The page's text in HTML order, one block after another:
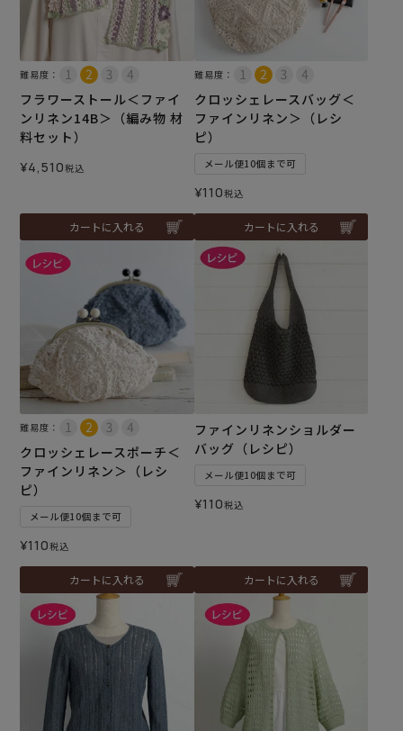
難易度：
フラワーストール＜ファイ
ンリネン14B＞（編み物 材
料セット）
¥4,510税込
カートに入れる
難易度：
クロッシェレースバッグ＜
ファインリネン＞（レシ
ピ）
メール便10個まで可
¥110税込
カートに入れる
難易度：
クロッシェレースポーチ＜
ファインリネン＞（レシ
ピ）
メール便10個まで可
¥110税込
カートに入れる
ファインリネンショルダー
バッグ（レシピ）
メール便10個まで可
¥110税込
カートに入れる